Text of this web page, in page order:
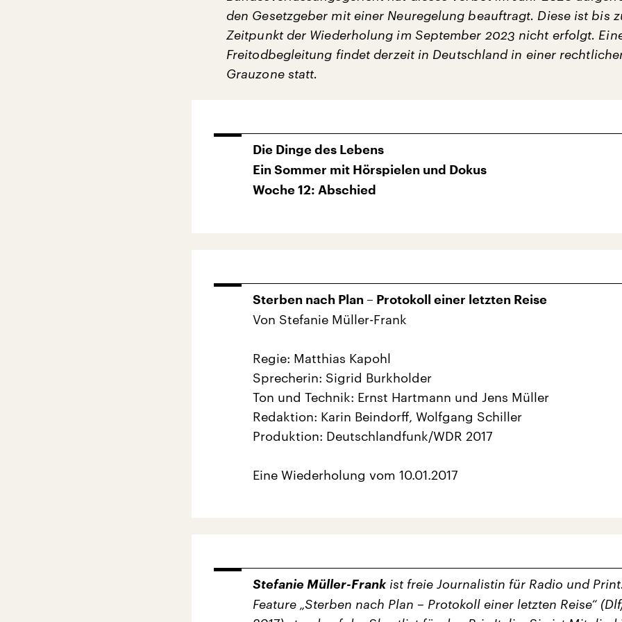
den Gesetzgeber mit einer Neuregelung beauftragt. Diese ist bis
Zeitpunkt der Wiederholung im September 2023 nicht erfolgt.
Freitodbegleitung findet derzeit in Deutschland in einer
Grauzone statt.
Die Dinge des Lebens
Ein Sommer mit Hörspielen und Dokus
Woche 12: Abschied
Sterben nach Plan – Protokoll einer letzten Reise
Von Stefanie Müller-Frank
Regie: Matthias Kapohl
Sprecherin: Sigrid Burkholder
Ton und Technik: Ernst Hartmann und Jens Müller
Redaktion: Karin Beindorff, Wolfgang Schiller
Produktion: Deutschlandfunk/WDR 2017
Eine Wiederholung vom 10.01.2017
Stefanie Müller-Frankist freie Journalistin für Radio und
Feature „Sterben nach Plan – Protokoll einer letzten Reise“